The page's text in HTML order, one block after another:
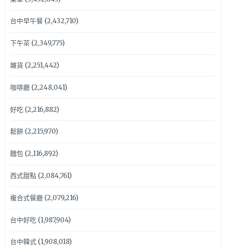
台中早午餐(2,432,710)
下午茶(2,349,775)
雜貨 (2,251,442)
咖啡廳(2,248,041)
好吃(2,216,882)
鬆餅(2,215,970)
麵包(2,116,892)
西式甜點(2,084,761)
複合式餐廳(2,079,216)
台中好吃(1,987,904)
台中韓式(1,908,018)